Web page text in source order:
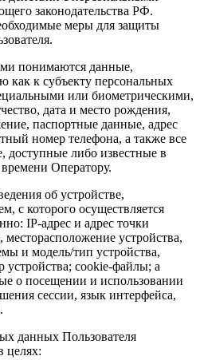
законодательства РФ.
меры для защиты
понимаются данные,
как к субъекту персональных
или биометрическими,
дата и место рождения,
паспортные данные, адрес
номер телефона, а также все
доступные либо известные в
Оператору.
об устройстве,
с которого осуществляется
IP-адрес и адрес точки
устройства,
и модель/тип устройства,
cookie-файлы; а
о посещении и использовании
сессии, язык интерфейса,
данных Пользователя
целях: